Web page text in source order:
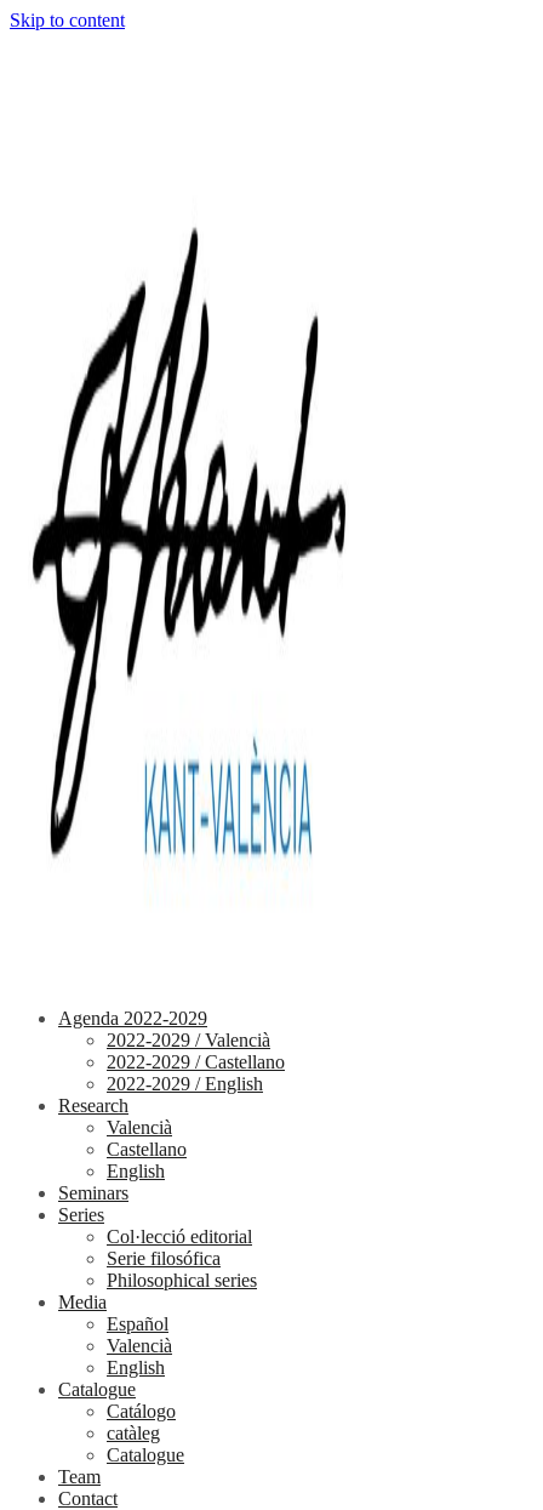
Skip to content
Agenda 2022-2029
2022-2029 / Valencià
2022-2029 / Castellano
2022-2029 / English
Research
Valencià
Castellano
English
Seminars
Series
Col·lecció editorial
Serie filosófica
Philosophical series
Media
Español
Valencià
English
Catalogue
Catálogo
catàleg
Catalogue
Team
Contact